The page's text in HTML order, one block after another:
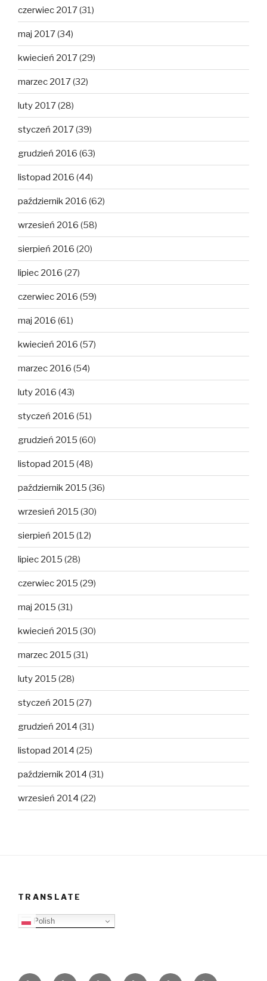
czerwiec 2017(31)
maj 2017(34)
kwiecień 2017(29)
marzec 2017(32)
luty 2017(28)
styczeń 2017(39)
grudzień 2016 (63)
listopad 2016 (44)
październik 2016 (62)
wrzesień 2016 (58)
sierpień 2016 (20)
lipiec 2016 (27)
czerwiec 2016 (59)
maj 2016 (61)
kwiecień 2016 (57)
marzec 2016 (54)
luty 2016 (43)
styczeń 2016 (51)
grudzień 2015 (60)
listopad 2015 (48)
październik 2015 (36)
wrzesień 2015 (30)
sierpień 2015 (12)
lipiec 2015 (28)
czerwiec 2015 (29)
maj 2015 (31)
kwiecień 2015 (30)
marzec 2015 (31)
luty 2015 (28)
styczeń 2015 (27)
grudzień 2014 (31)
listopad 2014 (25)
październik 2014 (31)
wrzesień 2014 (22)
TRANSLATE
Polish